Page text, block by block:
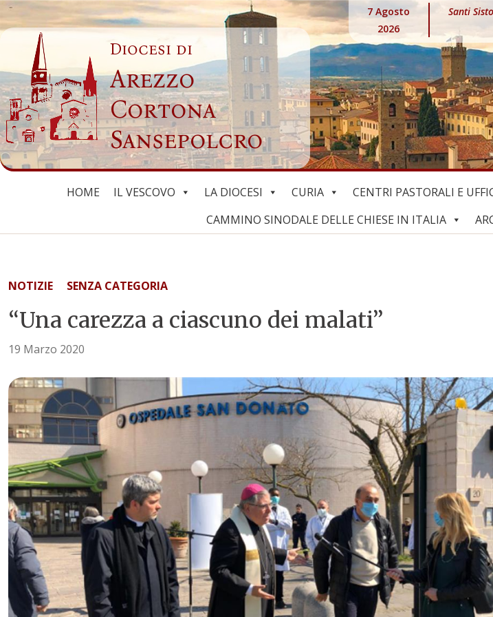
Skip
to
content
Diocesi di
Arezzo
Cortona
Sansepolcro
7 Agosto
2026
Santi
HOME IL VESCOVO LA DIOCESI CURIA CENTRI PASTORALI E
CAMMINO SINODALE DELLE CHIESE IN ITALIA
NOTIZIE SENZA CATEGORIA
“Una carezza a ciascuno dei malati”
19 Marzo 2020